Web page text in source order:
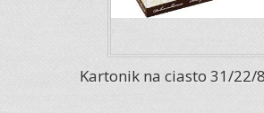
Kartonik na ciasto 31/22/